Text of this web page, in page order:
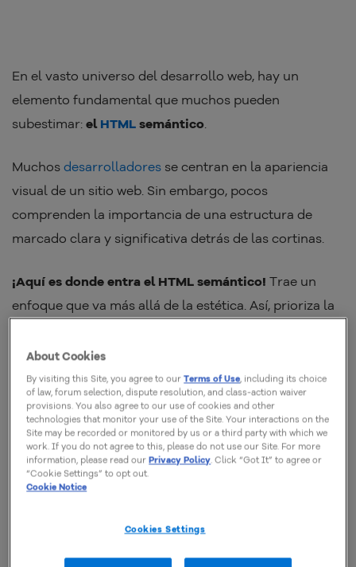
En el vasto universo del desarrollo web, hay un
elemento fundamental que muchos pueden
subestimar: el HTML semántico
Muchos desarrolladores se centran en la apariencia
visual de un sitio web. Sin embargo, pocos
comprenden la importancia de una estructura de
marcado clara y significativa detrás de las cortinas.
¡Aquí es donde entra el HTML semántico! Trae un
enfoque que va más allá de la estética. Así, prioriza la
parte de navegadores y seres humanos.
En este artículo, vamos a sumergirnos en el mundo
del HTML semántico. Exploraremos qué es, por qué es
crucial para el éxito de tu sitio web y cuáles son las
etiquetas que lo componen.
desentrañar los misterios del HTML semántico? Es
hora de descubrir cómo puede mejorar la calidad y el
About Cookies
By visiting this Site, you agree to ourTerms of Use, including its choice
of law, forum selection, dispute resolution, and class-action waiver
provisions. You also agree to our use of cookies and other
technologies that monitor your use of the Site. Your interactions on the
Site may be recorded or monitored by us or a third party with which we
work. If you do not agree to this, please do not use our Site. For more
information, please read ourPrivacy Policy. Click “Got It” to agree or
“Cookie Settings” to opt out.
Cookie Notice
Cookies Settings